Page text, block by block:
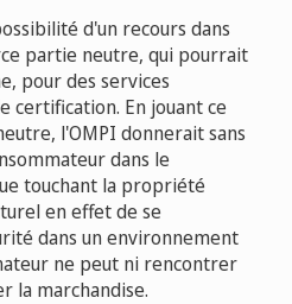
d'un recours dans
partie neutre, qui pourrait
pour des services
certification. En jouant ce
l'OMPI donnerait sans
dans le
touchant la propriété
en effet de se
dans un environnement
ne peut ni rencontrer
la marchandise.